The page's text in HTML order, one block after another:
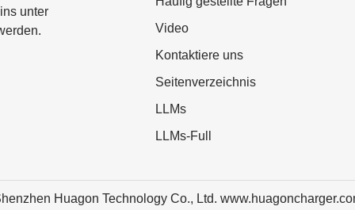
unter
Video
Kontaktiere uns
Seitenverzeichnis
LLMs
LLMs-Full
Huagon Technology Co., Ltd.